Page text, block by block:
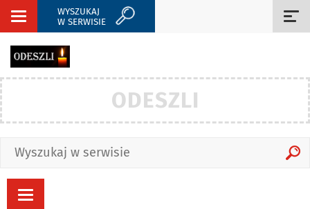
Rozwiń
WYSZUKAJ
W SERWISIE
ODESZLI
Rozwiń